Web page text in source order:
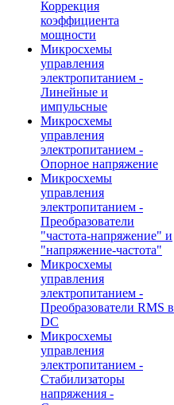
Коррекция
коэффициента
мощности
Микросхемы
управления
электропитанием -
Линейные и
импульсные
Микросхемы
управления
электропитанием -
Опорное напряжение
Микросхемы
управления
электропитанием -
Преобразователи
"частота-напряжение" и
"напряжение-частота"
Микросхемы
управления
электропитанием -
Преобразователи RMS в
DC
Микросхемы
управления
электропитанием -
Стабилизаторы
напряжения -